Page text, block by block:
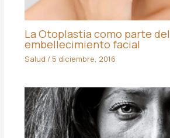
La Otoplastia como parte del
embellecimiento facial
Salud / 5 diciembre, 2016